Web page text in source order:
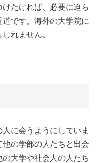
たければ、必要に迫ら
です。海外の大学院に
れません。
に会うようにしていま
の学部の人たちと出会
大学や社会人の人たち